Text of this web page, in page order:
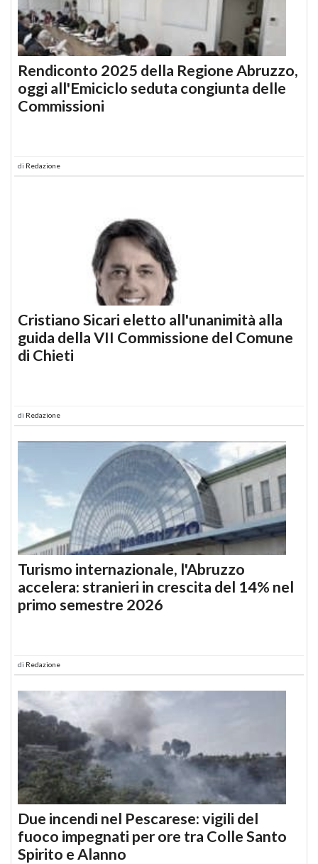
Rendiconto 2025 della Regione Abruzzo,
oggi all'Emiciclo seduta congiunta delle
Commissioni
di Redazione
Cristiano Sicari eletto all'unanimità alla
guida della VII Commissione del Comune
di Chieti
di Redazione
Turismo internazionale, l'Abruzzo
accelera: stranieri in crescita del 14% nel
primo semestre 2026
di Redazione
Due incendi nel Pescarese: vigili del
fuoco impegnati per ore tra Colle Santo
Spirito e Alanno